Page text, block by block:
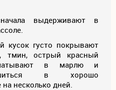
выдерживают в
кусок густо покрывают
тмин, острый красный
в марлю и
в хорошо
несколько дней.